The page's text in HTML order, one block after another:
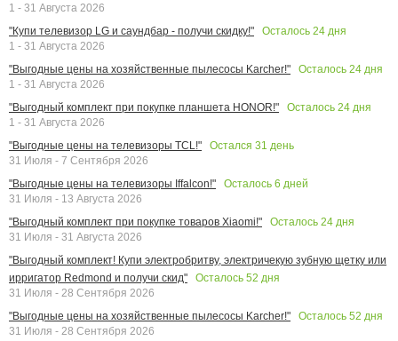
1 - 31 Августа 2026
"Купи телевизор LG и саундбар - получи скидку!"
Осталось 24 дня
1 - 31 Августа 2026
"Выгодные цены на хозяйственные пылесосы Karcher!"
Осталось 24 дня
1 - 31 Августа 2026
"Выгодный комплект при покупке планшета HONOR!"
Осталось 24 дня
1 - 31 Августа 2026
"Выгодные цены на телевизоры TCL!"
Остался 31 день
31 Июля - 7 Сентября 2026
"Выгодные цены на телевизоры Iffalcon!"
Осталось 6 дней
31 Июля - 13 Августа 2026
"Выгодный комплект при покупке товаров Xiaomi!"
Осталось 24 дня
31 Июля - 31 Августа 2026
"Выгодный комплект! Купи электробритву, электричекую зубную щетку или
ирригатор Redmond и получи скид"
Осталось 52 дня
31 Июля - 28 Сентября 2026
"Выгодные цены на хозяйственные пылесосы Karcher!"
Осталось 52 дня
31 Июля - 28 Сентября 2026